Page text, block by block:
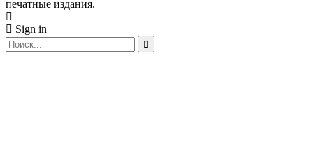
печатные издания.
Sign in